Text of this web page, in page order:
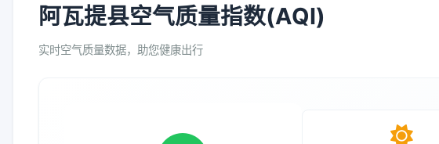
阿瓦提县空气质量指数(AQI)
实时空气质量数据，助您健康出行